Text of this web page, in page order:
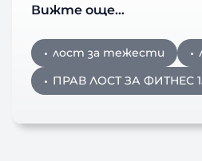
Вижте още…
лост за тежести
ПРАВ ЛОСТ ЗА ФИТНЕС